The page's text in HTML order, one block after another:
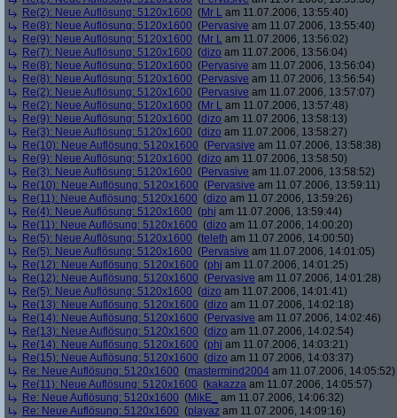
Re(2): Neue Auflösung: 5120x1600 (Mr L am 11.07.2006, 13:55:40)
Re(8): Neue Auflösung: 5120x1600 (Pervasive am 11.07.2006, 13:55:40)
Re(9): Neue Auflösung: 5120x1600 (Mr L am 11.07.2006, 13:56:02)
Re(7): Neue Auflösung: 5120x1600 (dizo am 11.07.2006, 13:56:04)
Re(8): Neue Auflösung: 5120x1600 (Pervasive am 11.07.2006, 13:56:04)
Re(8): Neue Auflösung: 5120x1600 (Pervasive am 11.07.2006, 13:56:54)
Re(2): Neue Auflösung: 5120x1600 (Pervasive am 11.07.2006, 13:57:07)
Re(2): Neue Auflösung: 5120x1600 (Mr L am 11.07.2006, 13:57:48)
Re(9): Neue Auflösung: 5120x1600 (dizo am 11.07.2006, 13:58:13)
Re(3): Neue Auflösung: 5120x1600 (dizo am 11.07.2006, 13:58:27)
Re(10): Neue Auflösung: 5120x1600 (Pervasive am 11.07.2006, 13:58:38)
Re(9): Neue Auflösung: 5120x1600 (dizo am 11.07.2006, 13:58:50)
Re(3): Neue Auflösung: 5120x1600 (Pervasive am 11.07.2006, 13:58:52)
Re(10): Neue Auflösung: 5120x1600 (Pervasive am 11.07.2006, 13:59:11)
Re(11): Neue Auflösung: 5120x1600 (dizo am 11.07.2006, 13:59:26)
Re(4): Neue Auflösung: 5120x1600 (phj am 11.07.2006, 13:59:44)
Re(11): Neue Auflösung: 5120x1600 (dizo am 11.07.2006, 14:00:20)
Re(5): Neue Auflösung: 5120x1600 (teleth am 11.07.2006, 14:00:50)
Re(5): Neue Auflösung: 5120x1600 (Pervasive am 11.07.2006, 14:01:05)
Re(12): Neue Auflösung: 5120x1600 (phj am 11.07.2006, 14:01:25)
Re(12): Neue Auflösung: 5120x1600 (Pervasive am 11.07.2006, 14:01:28)
Re(5): Neue Auflösung: 5120x1600 (dizo am 11.07.2006, 14:01:41)
Re(13): Neue Auflösung: 5120x1600 (dizo am 11.07.2006, 14:02:18)
Re(14): Neue Auflösung: 5120x1600 (Pervasive am 11.07.2006, 14:02:46)
Re(13): Neue Auflösung: 5120x1600 (dizo am 11.07.2006, 14:02:54)
Re(14): Neue Auflösung: 5120x1600 (phj am 11.07.2006, 14:03:21)
Re(15): Neue Auflösung: 5120x1600 (dizo am 11.07.2006, 14:03:37)
Re: Neue Auflösung: 5120x1600 (mastermind2004 am 11.07.2006, 14:05:52)
Re(11): Neue Auflösung: 5120x1600 (kakazza am 11.07.2006, 14:05:57)
Re: Neue Auflösung: 5120x1600 (MikE_
am 11.07.2006, 14:06:32)
Re: Neue Auflösung: 5120x1600 (playaz am 11.07.2006, 14:09:16)